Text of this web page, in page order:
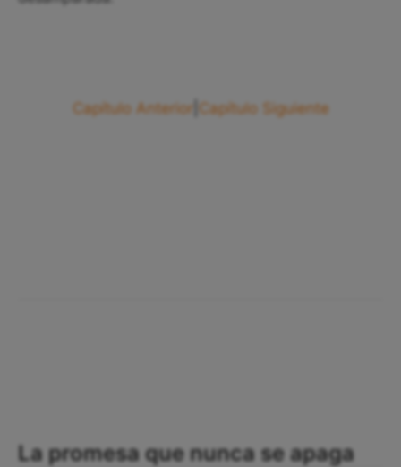
Capítulo Anterior Capítulo Siguiente
La promesa que nunca se apaga